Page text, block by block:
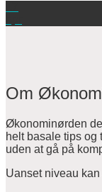
Om
Økonominørden
helt basale tips og
uden at gå på
Uanset niveau